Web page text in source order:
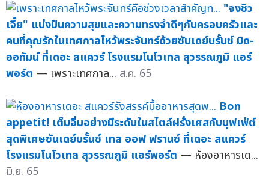
"จงชิว
เจี๋ย" แบ่งปันความสุขและความทรงจำดีๆกับครอบครัวและ
คนที่คุณรักในเทศกาลไหว้พระจันทร์ด้วยซันเดย์บรั้นช์ มิด-
ออทัมน์ ที่เดอะ สแควร์ โรงแรมโนโวเทล สุวรรณภูมิ แอร์
พอร์ต — เพราะเทศกาล... ส.ค. 65
Bon
appetit! เต็มอิ่มอย่างมีระดับในสไตล์ฝรั่งเศสกับบุฟเฟ่ต์
สุดพิเศษซันเดย์บรั้นช์ เทส ออฟ ฟรานซ์ ที่เดอะ สแควร์
โรงแรมโนโวเทล สุวรรณภูมิ แอร์พอร์ต — ห้องอาหารเด...
มิ.ย. 65